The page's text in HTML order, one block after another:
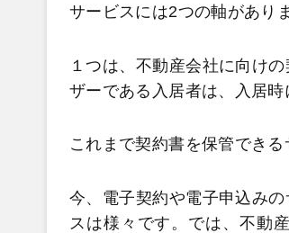
サービスには2つの軸があり
１つは、不動産会社に向け
ザーである入居者は、入居時
これまで契約書を保管できる
今、電子契約や電子申込み
スは様々です。では、不動